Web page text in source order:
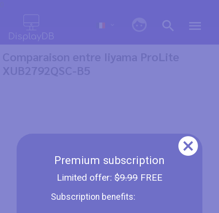
Premium subscription
Limited offer: $9.99FREE
Subscription benefits:
Comparaison entre Iiyama ProLite
XUB2792QSC-B5